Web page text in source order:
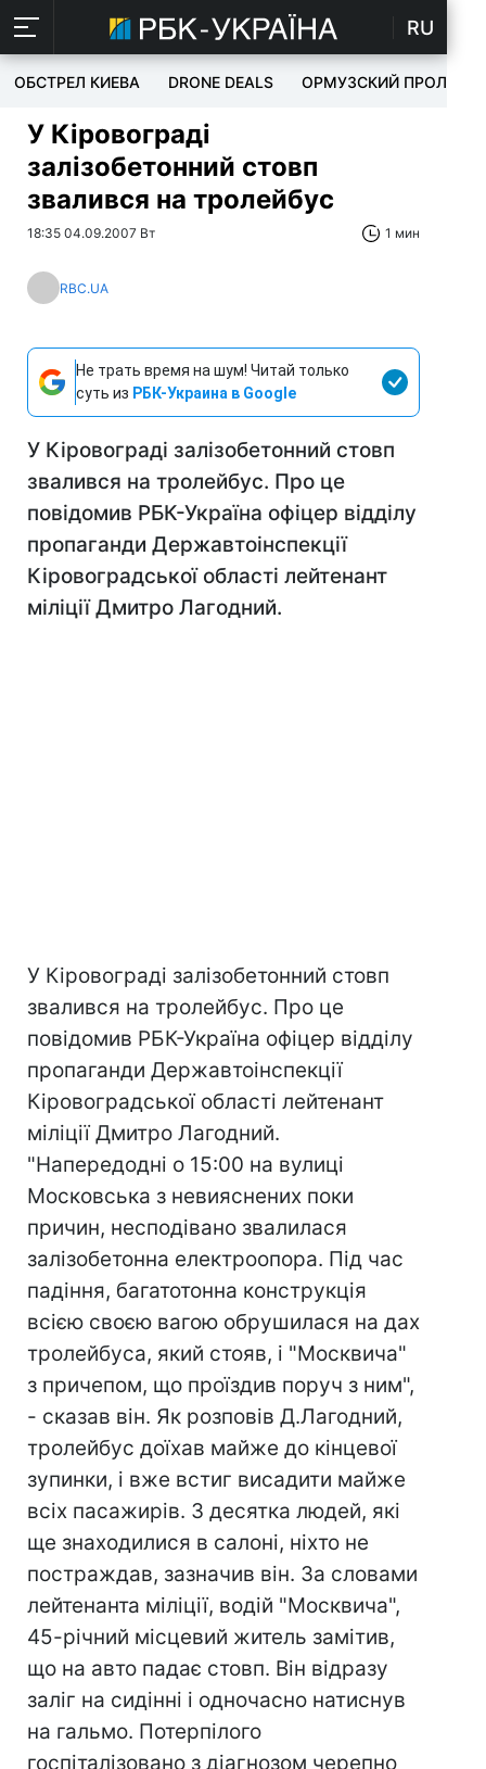
RU
ОБСТРЕЛ КИЕВА DRONE DEALS ОРМУЗСКИЙ ПРОЛИВ
У Кіровограді
залізобетонний стовп
звалився на тролейбус
18:35 04.09.2007 Вт 1 мин
RBC.UA
Не трать время на шум! Читай только
суть из РБК-Украина в Google
У Кіровограді залізобетонний стовп
звалився на тролейбус. Про це
повідомив РБК-Україна офіцер відділу
пропаганди Державтоінспекції
Кіровоградської області лейтенант
міліції Дмитро Лагодний.
У Кіровограді залізобетонний стовп
звалився на тролейбус. Про це
повідомив РБК-Україна офіцер відділу
пропаганди Державтоінспекції
Кіровоградської області лейтенант
міліції Дмитро Лагодний.
"Напередодні о 15:00 на вулиці
Московська з невияснених поки
причин, несподівано звалилася
залізобетонна електроопора. Під час
падіння, багатотонна конструкція
всією своєю вагою обрушилася на дах
тролейбуса, який стояв, і "Москвича"
з причепом, що проїздив поруч з ним",
- сказав він. Як розповів Д.Лагодний,
тролейбус доїхав майже до кінцевої
зупинки, і вже встиг висадити майже
всіх пасажирів. З десятка людей, які
ще знаходилися в салоні, ніхто не
постраждав, зазначив він. За словами
лейтенанта міліції, водій "Москвича",
45-річний місцевий житель замітив,
що на авто падає стовп. Він відразу
заліг на сидінні і одночасно натиснув
на гальмо. Потерпілого
госпіталізовано з діагнозом черепно